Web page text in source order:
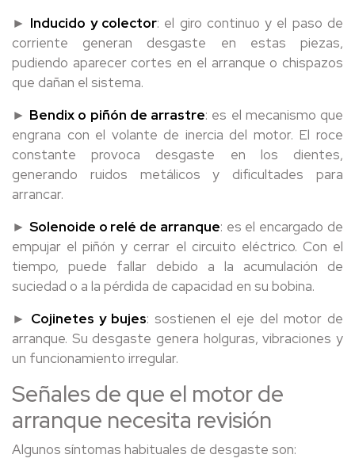
► Inducido y colector: el giro continuo y el paso de
corriente generan desgaste en estas piezas,
pudiendo aparecer cortes en el arranque o chispazos
que dañan el sistema.
► Bendix o piñón de arrastre: es el mecanismo que
engrana con el volante de inercia del motor. El roce
constante provoca desgaste en los dientes,
generando ruidos metálicos y dificultades para
arrancar.
► Solenoide o relé de arranque: es el encargado de
empujar el piñón y cerrar el circuito eléctrico. Con el
tiempo, puede fallar debido a la acumulación de
suciedad o a la pérdida de capacidad en su bobina.
► Cojinetes y bujes: sostienen el eje del motor de
arranque. Su desgaste genera holguras, vibraciones y
un funcionamiento irregular.
Señales de que el motor de
arranque necesita revisión
Algunos síntomas habituales de desgaste son: